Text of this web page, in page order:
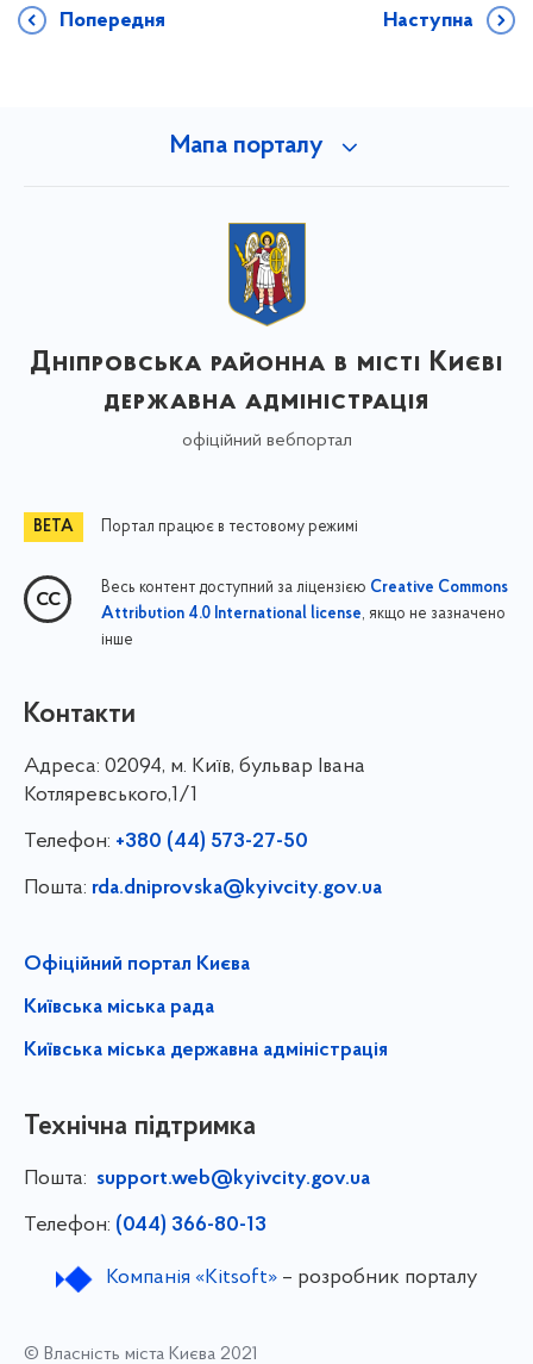
Попередня Наступна
Мапа порталу
Дніпровська районна в місті Києві
державна адміністрація
офіційний вебпортал
Портал працює в тестовому режимі
Весь контент доступний за ліцензією Creative Commons
Attribution 4.0 International license, якщо не зазначено
інше
Контакти
Адреса: 02094, м. Київ, бульвар Івана
Котляревського,1/1
Телефон: +380 (44) 573-27-50
Пошта: rda.dniprovska@kyivcity.gov.ua
Офіційний портал Києва
Київська міська рада
Київська міська державна адміністрація
Технічна підтримка
Пошта: support.web@kyivcity.gov.ua
Телефон: (044) 366-80-13
Компанія «Kitsoft»– розробник порталу
© Власність міста Києва 2021